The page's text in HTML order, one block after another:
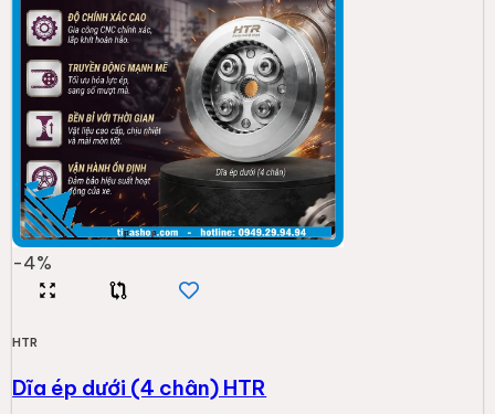
-4%
HTR
Dĩa ép dưới (4 chân) HTR